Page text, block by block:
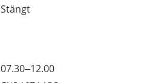
Stängt
07.30–12.00